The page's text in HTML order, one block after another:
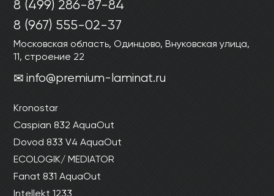
8 (499) 286-87-84
8 (967) 555-02-37
Московская область, Одинцово, Внуковская улица,
11, строение 22
info@premium-laminat.ru
Kronostar
Caspian 832 AquaOut
Dovod 833 V4 AquaOut
ECOLOGIK/ MEDIATOR
Fanat 831 AquaOut
Intellekt 1233